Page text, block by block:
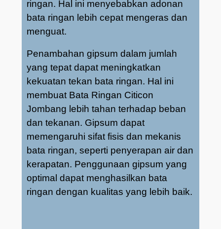
ringan. Hal ini menyebabkan adonan
bata ringan lebih cepat mengeras dan
menguat.
Penambahan gipsum dalam jumlah
yang tepat dapat meningkatkan
kekuatan tekan bata ringan. Hal ini
membuat Bata Ringan Citicon
Jombang lebih tahan terhadap beban
dan tekanan. Gipsum dapat
memengaruhi sifat fisis dan mekanis
bata ringan, seperti penyerapan air dan
kerapatan. Penggunaan gipsum yang
optimal dapat menghasilkan bata
ringan dengan kualitas yang lebih baik.